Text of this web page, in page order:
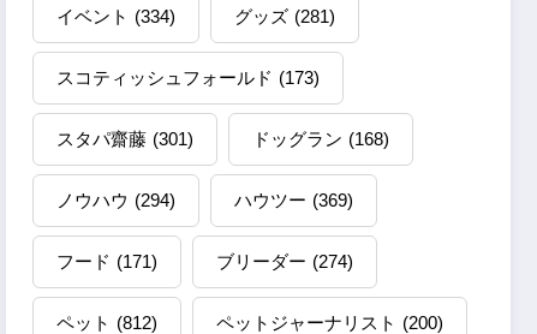
イベント (334) グッズ (281)
スコティッシュフォールド (173)
スタパ齋藤 (301) ドッグラン (168)
ノウハウ (294) ハウツー (369)
フード (171) ブリーダー (274)
ペット (812) ペットジャーナリスト (200)